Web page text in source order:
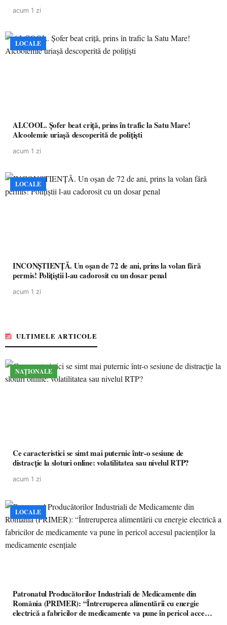
acum 1 zi
LOCALE
ALCOOL. Șofer beat criță, prins în trafic la Satu Mare!
Alcoolemie uriașă descoperită de polițiști
acum 1 zi
LOCALE
INCONȘTIENȚĂ. Un oșan de 72 de ani, prins la volan fără
permis! Polițiștii l-au cadorosit cu un dosar penal
acum 1 zi
ULTIMELE ARTICOLE
NAȚIONALE
Ce caracteristici se simt mai puternic într-o sesiune de
distracție la sloturi online: volatilitatea sau nivelul RTP?
acum 1 zi
LOCALE
Patronatul Producătorilor Industriali de Medicamente din
România (PRIMER): “Întreruperea alimentării cu energie
electrică a fabricilor de medicamente va pune în pericol accesul